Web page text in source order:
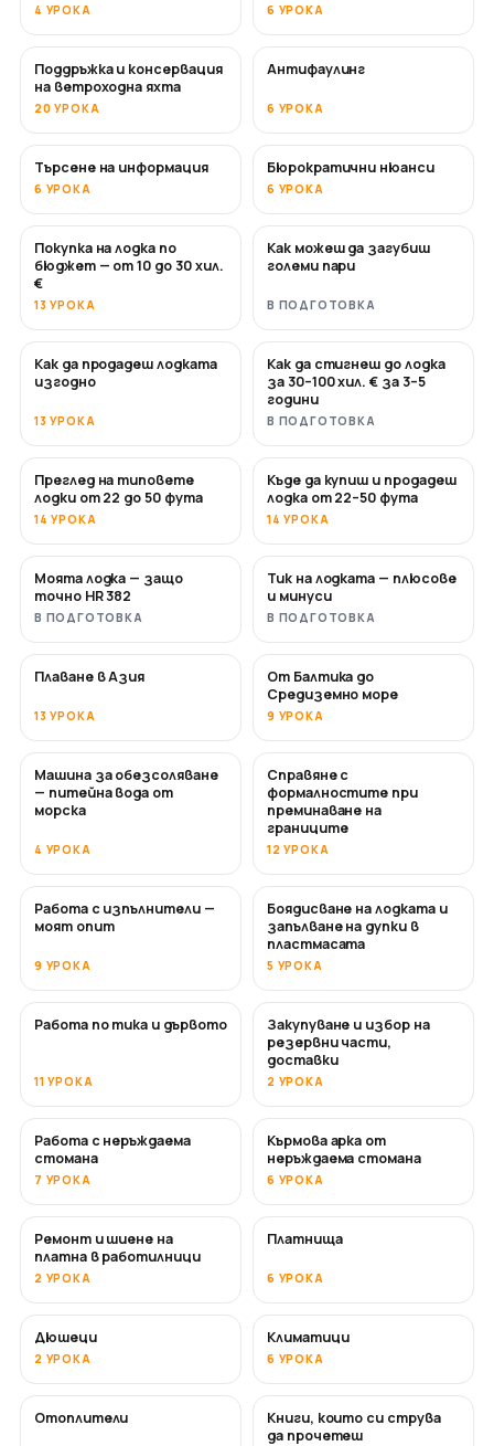
4 УРОКА 6 УРОКА
Поддръжка и консервация
на ветроходна яхта
20 УРОКА
СКОРО
Антифаулинг
6 УРОКА
Търсене на информация
6 УРОКА
Бюрократични нюанси
6 УРОКА
СКОРО
Покупка на лодка по
бюджет — от 10 до 30 хил.
€
13 УРОКА
СКОРО
Как можеш да загубиш
големи пари
В ПОДГОТОВКА
НОВО
Как да продадеш лодката
изгодно
13 УРОКА
НОВО
Как да стигнеш до лодка
за 30–100 хил. € за 3–5
години
В ПОДГОТОВКА
СКОРО
Преглед на типовете
лодки от 22 до 50 фута
14 УРОКА
СКОРО
Къде да купиш и продадеш
лодка от 22–50 фута
14 УРОКА
СКОРО
Моята лодка — защо
точно HR 382
В ПОДГОТОВКА
СКОРО
Тик на лодката — плюсове
и минуси
В ПОДГОТОВКА
СКОРО
Плаване в Азия
13 УРОКА
СКОРО
От Балтика до
Средиземно море
9 УРОКА
СКОРО
Машина за обезсоляване
— питейна вода от
морска
4 УРОКА
Справяне с
формалностите при
преминаване на
границите
12 УРОКА
СКОРО
Работа с изпълнители —
моят опит
9 УРОКА
СКОРО
Боядисване на лодката и
запълване на дупки в
пластмасата
5 УРОКА
Работа по тика и дървото
11 УРОКА
СКОРО
Закупуване и избор на
резервни части,
доставки
2 УРОКА
СКОРО
Работа с неръждаема
стомана
7 УРОКА
Кърмова арка от
неръждаема стомана
6 УРОКА
СКОРО
Ремонт и шиене на
платна в работилници
2 УРОКА
Платнища
6 УРОКА
Дюшеци
2 УРОКА
СКОРО
Климатици
6 УРОКА
СКОРО
Отоплители СКОРО
Книги, които си струва
да прочетеш